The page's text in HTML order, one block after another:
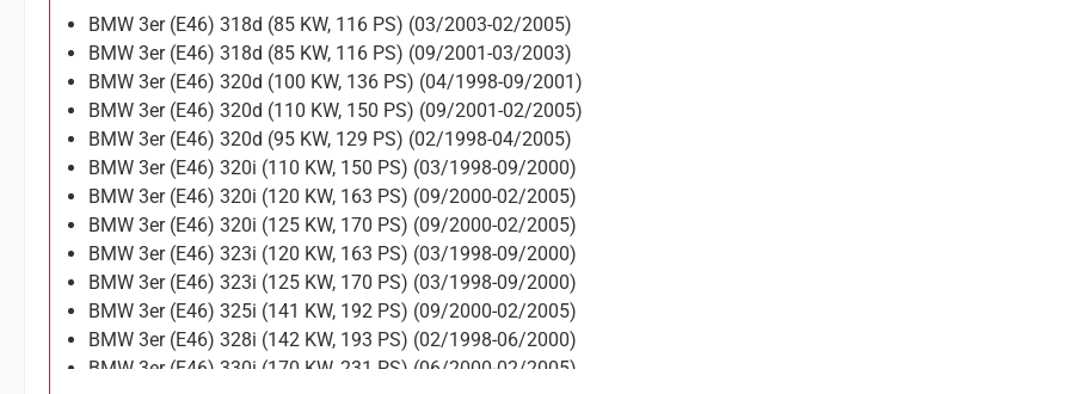
BMW 3er (E46) 318d (85 KW, 116 PS) (03/2003-02/2005)
BMW 3er (E46) 318d (85 KW, 116 PS) (09/2001-03/2003)
BMW 3er (E46) 320d (100 KW, 136 PS) (04/1998-09/2001)
BMW 3er (E46) 320d (110 KW, 150 PS) (09/2001-02/2005)
BMW 3er (E46) 320d (95 KW, 129 PS) (02/1998-04/2005)
BMW 3er (E46) 320i (110 KW, 150 PS) (03/1998-09/2000)
BMW 3er (E46) 320i (120 KW, 163 PS) (09/2000-02/2005)
BMW 3er (E46) 320i (125 KW, 170 PS) (09/2000-02/2005)
BMW 3er (E46) 323i (120 KW, 163 PS) (03/1998-09/2000)
BMW 3er (E46) 323i (125 KW, 170 PS) (03/1998-09/2000)
BMW 3er (E46) 325i (141 KW, 192 PS) (09/2000-02/2005)
BMW 3er (E46) 328i (142 KW, 193 PS) (02/1998-06/2000)
BMW 3er (E46) 330i (170 KW, 231 PS) (06/2000-02/2005)